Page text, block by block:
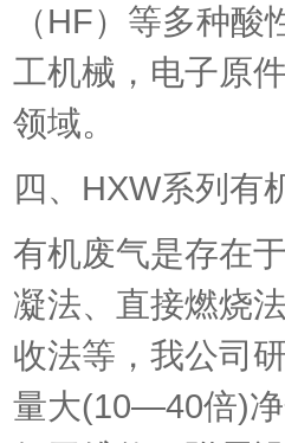
（HF）等多种
工机械，电子原
领域。
四、HXW系列有
有机废气是存在
凝法、直接燃烧
收法等，我公司
量大(10—40倍)